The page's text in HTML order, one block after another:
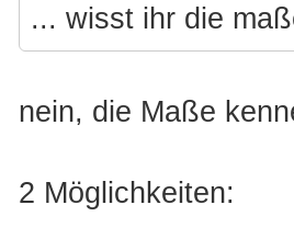
... wisst ihr die
nein, die Maße
2 Möglichkeiten: